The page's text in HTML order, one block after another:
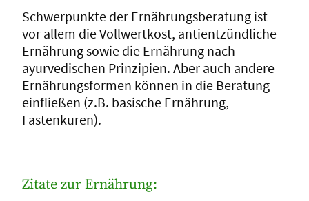
Schwerpunkte der Ernährungsberatung ist
vor allem die Vollwertkost, antientzündliche
Ernährung sowie die Ernährung nach
ayurvedischen Prinzipien. Aber auch andere
Ernährungsformen können in die Beratung
einfließen (z.B. basische Ernährung,
Fastenkuren).
Zitate zur Ernährung: